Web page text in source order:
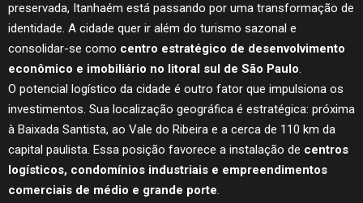
preservada, Itanhaém está passando por uma transformação de
identidade. A cidade quer ir além do turismo sazonal e
consolidar-se como centro estratégico de desenvolvimento
econômico e imobiliário no litoral sul de São Paulo.
O potencial logístico da cidade é outro fator que impulsiona os
investimentos. Sua localização geográfica é estratégica: próxima
à Baixada Santista, ao Vale do Ribeira e a cerca de 110 km da
capital paulista. Essa posição favorece a instalação de centros
logísticos, condomínios industriais e empreendimentos
comerciais de médio e grande porte.